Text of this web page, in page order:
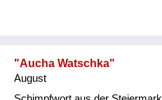
"Aucha Watschka"
August